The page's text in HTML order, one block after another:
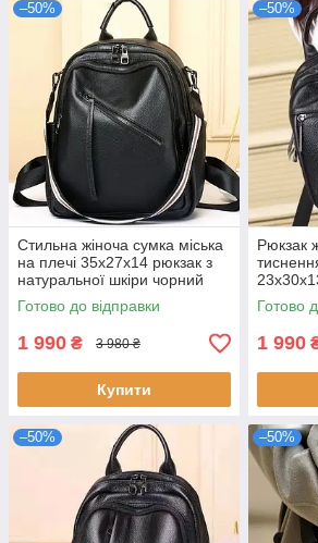
–50%
Стильна жіноча сумка міська
на плечі 35х27х14 рюкзак з
натуральної шкіри чорний
новий міський 12 місяців
гарантии
Готово до відправки
1 990 ₴ 3 980 ₴
Купити
–50%
Рюкзак
міста
шкіра
Готово
1 990
–50% –50%